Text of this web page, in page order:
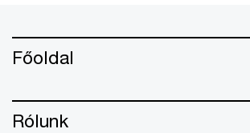
Főoldal
Rólunk